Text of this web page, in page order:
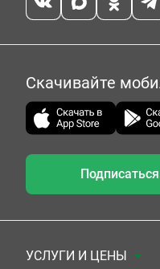
Скачивайте
УСЛУГИ И ЦЕНЫ